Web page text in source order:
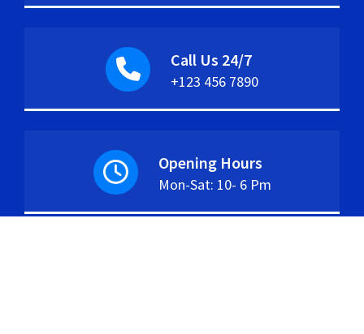
Call Us 24/7
+123 456 7890
Opening Hours
Mon-Sat: 10- 6 Pm